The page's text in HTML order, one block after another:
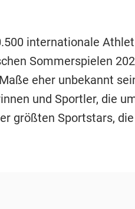
internationale
Sommerspielen
eher unbekannt
und Sportler, die
größten Sportstars,